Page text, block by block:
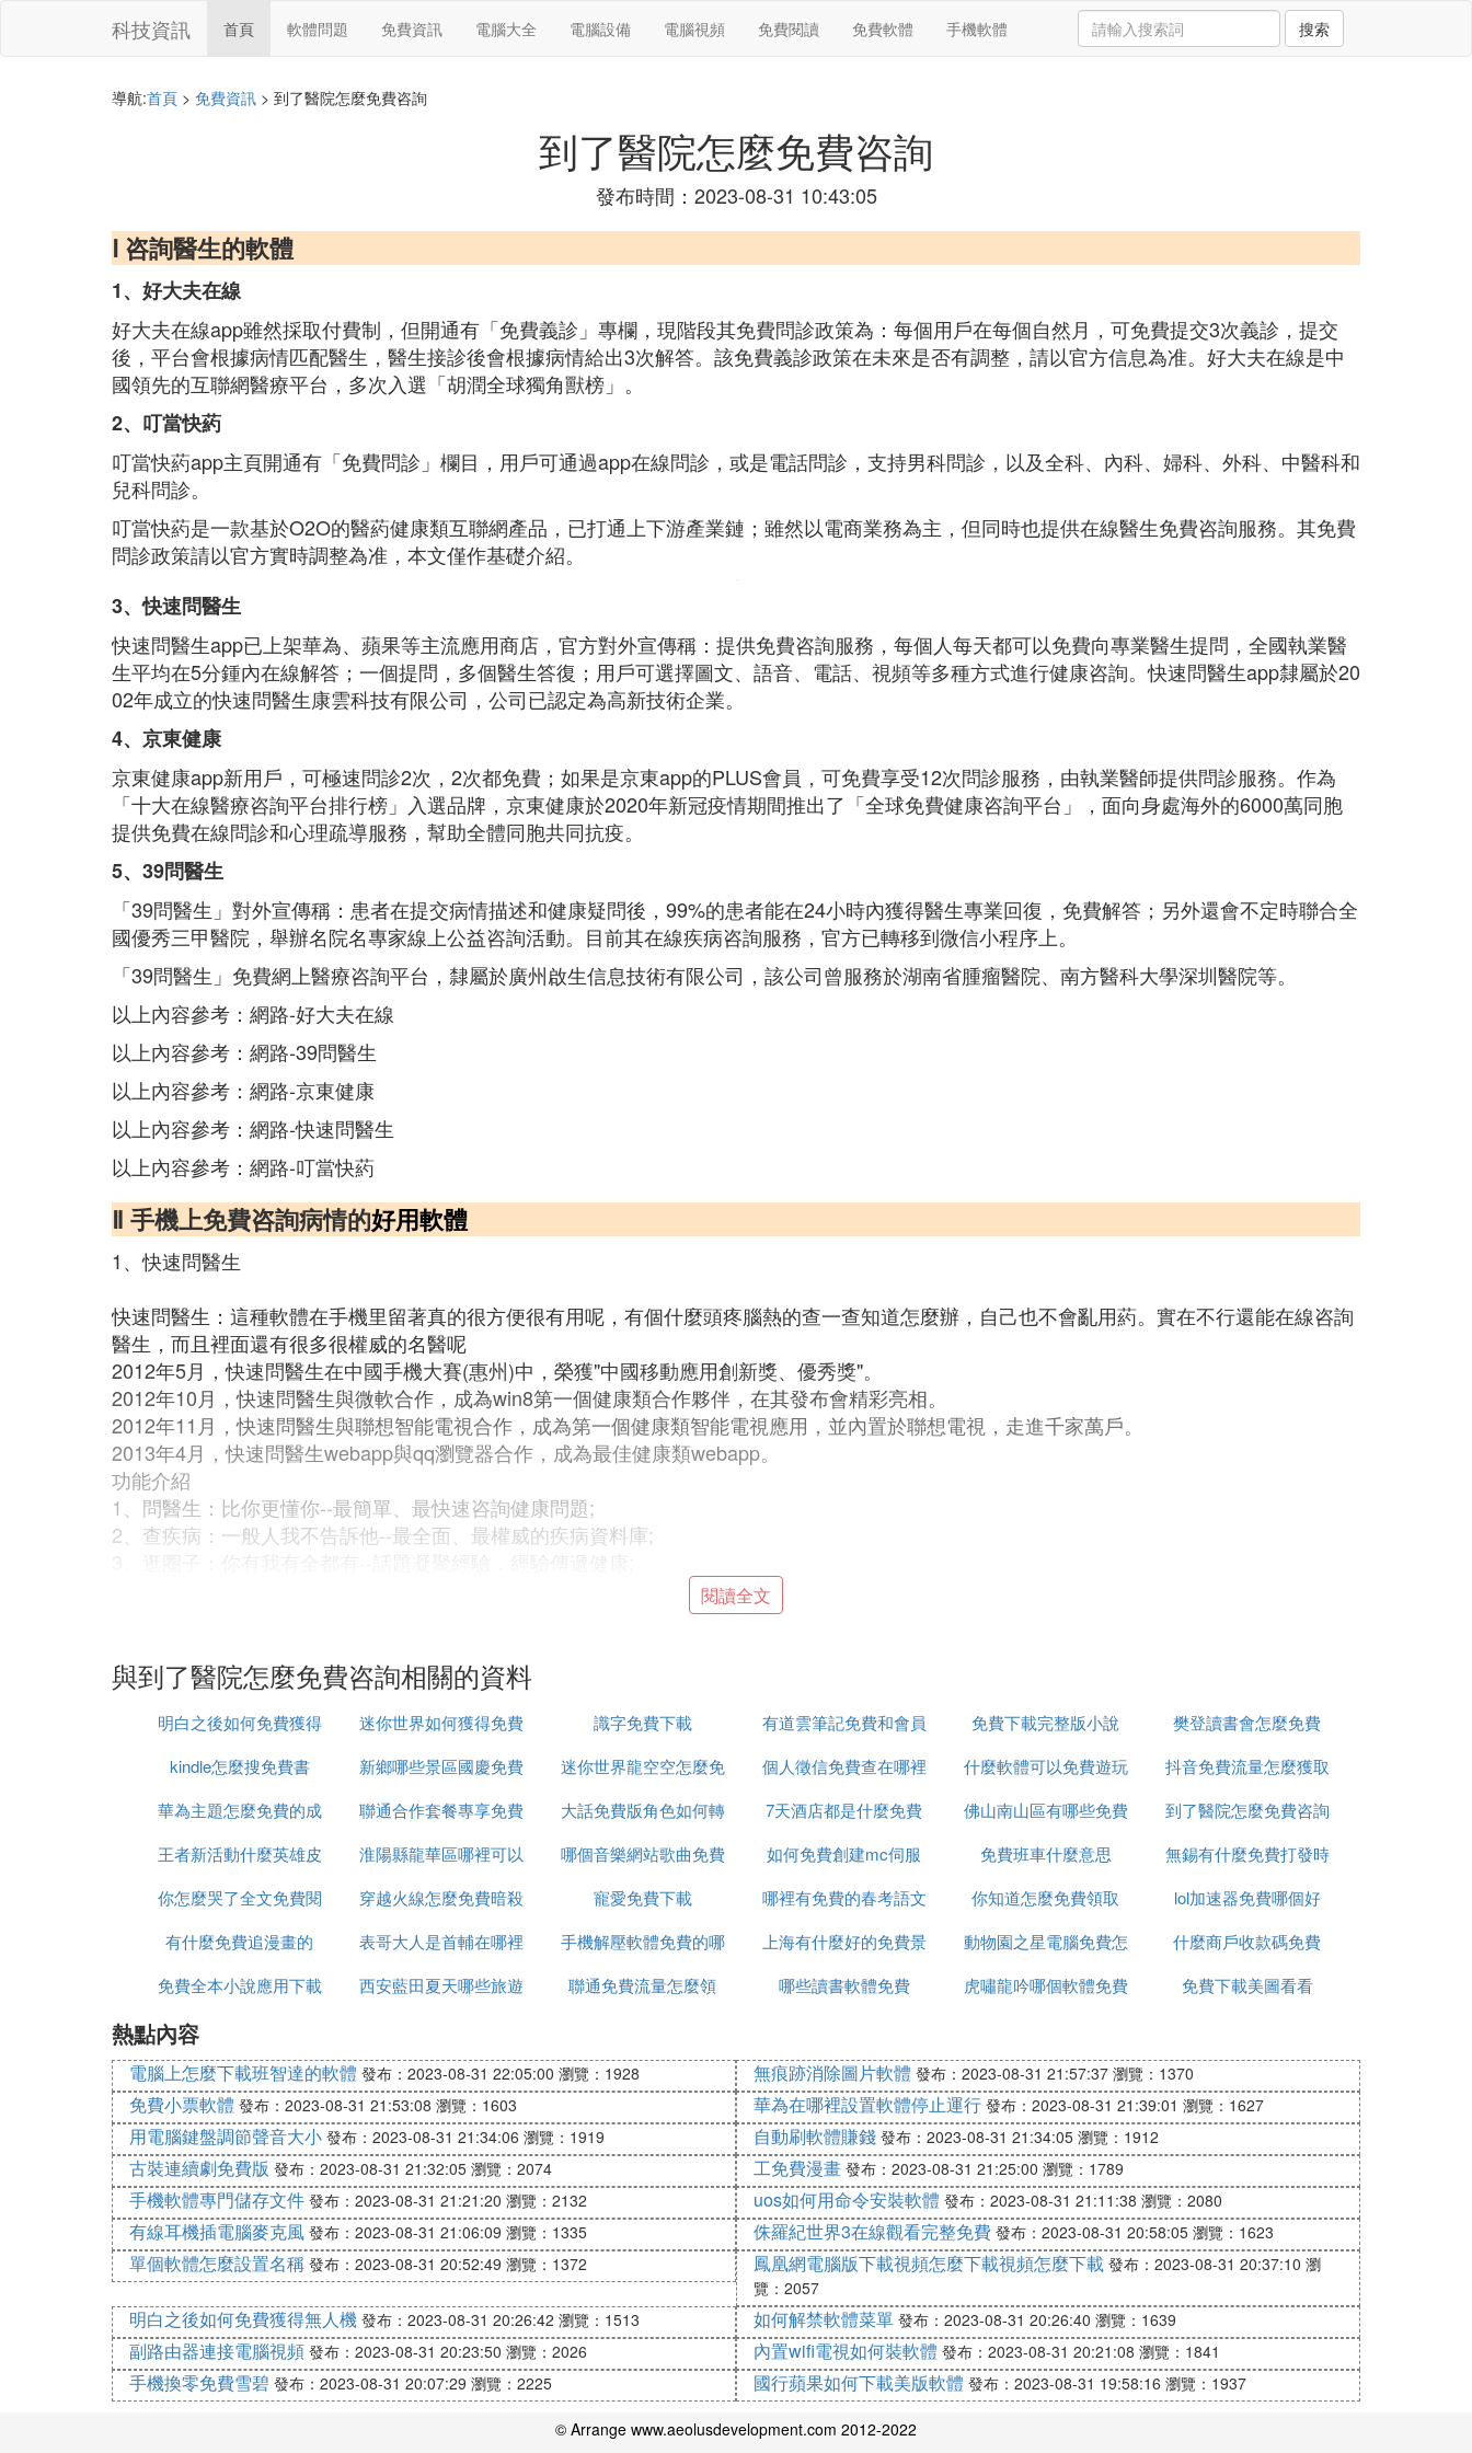
科技資訊 首頁 軟體問題 免費資訊 電腦大全 電腦設備 電腦視頻 免費閱讀 免費軟體 手機軟體 搜索
導航:首頁 > 免費資訊 > 到了醫院怎麼免費咨詢
到了醫院怎麼免費咨詢
發布時間：2023-08-31 10:43:05
Ⅰ 咨詢醫生的軟體
1、好大夫在線
好大夫在線app雖然採取付費制，但開通有「免費義診」專欄，現階段其免費問診政策為：每個用戶在每個自然月，可免費提交3次義診，提交
後，平台會根據病情匹配醫生，醫生接診後會根據病情給出3次解答。該免費義診政策在未來是否有調整，請以官方信息為准。好大夫在線是中
國領先的互聯網醫療平台，多次入選「胡潤全球獨角獸榜」。
2、叮當快葯
叮當快葯app主頁開通有「免費問診」欄目，用戶可通過app在線問診，或是電話問診，支持男科問診，以及全科、內科、婦科、外科、中醫科和
兒科問診。
叮當快葯是一款基於O2O的醫葯健康類互聯網產品，已打通上下游產業鏈；雖然以電商業務為主，但同時也提供在線醫生免費咨詢服務。其免費
問診政策請以官方實時調整為准，本文僅作基礎介紹。
3、快速問醫生
快速問醫生app已上架華為、蘋果等主流應用商店，官方對外宣傳稱：提供免費咨詢服務，每個人每天都可以免費向專業醫生提問，全國執業醫
生平均在5分鍾內在線解答；一個提問，多個醫生答復；用戶可選擇圖文、語音、電話、視頻等多種方式進行健康咨詢。快速問醫生app隸屬於20
02年成立的快速問醫生康雲科技有限公司，公司已認定為高新技術企業。
4、京東健康
京東健康app新用戶，可極速問診2次，2次都免費；如果是京東app的PLUS會員，可免費享受12次問診服務，由執業醫師提供問診服務。作為
「十大在線醫療咨詢平台排行榜」入選品牌，京東健康於2020年新冠疫情期間推出了「全球免費健康咨詢平台」，面向身處海外的6000萬同胞
提供免費在線問診和心理疏導服務，幫助全體同胞共同抗疫。
5、39問醫生
「39問醫生」對外宣傳稱：患者在提交病情描述和健康疑問後，99%的患者能在24小時內獲得醫生專業回復，免費解答；另外還會不定時聯合全
國優秀三甲醫院，舉辦名院名專家線上公益咨詢活動。目前其在線疾病咨詢服務，官方已轉移到微信小程序上。
「39問醫生」免費網上醫療咨詢平台，隸屬於廣州啟生信息技術有限公司，該公司曾服務於湖南省腫瘤醫院、南方醫科大學深圳醫院等。
以上內容參考：網路-好大夫在線
以上內容參考：網路-39問醫生
以上內容參考：網路-京東健康
以上內容參考：網路-快速問醫生
以上內容參考：網路-叮當快葯
Ⅱ 手機上免費咨詢病情的好用軟體
1、快速問醫生
快速問醫生：這種軟體在手機里留著真的很方便很有用呢，有個什麼頭疼腦熱的查一查知道怎麼辦，自己也不會亂用葯。實在不行還能在線咨詢
醫生，而且裡面還有很多很權威的名醫呢
2012年5月，快速問醫生在中國手機大賽(惠州)中，榮獲"中國移動應用創新獎、優秀獎"。
2012年10月，快速問醫生與微軟合作，成為win8第一個健康類合作夥伴，在其發布會精彩亮相。
2012年11月，快速問醫生與聯想智能電視合作，成為第一個健康類智能電視應用，並內置於聯想電視，走進千家萬戶。
2013年4月，快速問醫生webapp與qq瀏覽器合作，成為最佳健康類webapp。
功能介紹
1、問醫生：比你更懂你--最簡單、最快速咨詢健康問題;
2、查疾病：一般人我不告訴他--最全面、最權威的疾病資料庫;
4、家庭醫生：家庭醫生不止是富人家庭才會擁有的，在這里，你即可擁有;
另外，咨詢醫生的方式增加為三種：免費咨詢，10分鍾為你答疑解難;特約加急，急你所急，一呼便應，每次咨詢6000健康值;電話咨詢，專注於
2、春雨醫生
春雨醫生app你可以在這個軟體上面查看權威數據，了解一些疾病的嘗試，咨詢醫生，得到相關建議，及早預防。使用這個在線的app確實非常方
便，你也不必為一點小病去診所，因為在線的醫生都可以告訴你該怎麼辦。
軟體特色
1.權威：春雨擁有目前世界上最全的移動疾病資料庫，所有疾病數據均出自權威醫典與官方資料庫;
3.放心：可使用語音、文字、圖片、電話4種方式向擁有醫師資格證書的三甲醫院專業醫生咨詢;
4.方便：根據您的地理位置，幫助您尋找到符合自身需求的醫院、醫生和葯房信息;
Ⅲ 百度問醫生免費咨詢
尤其是2020年2月份疫情持續升級，確診病例還在增加，很多奮戰在抗疫最前線的醫務工作者都已經處於滿負荷的工作狀態。
了「問醫生」免費咨詢通道，緩解前線醫院的壓力和解決百姓當下的切實困難。
據「問醫生」頁面數據顯示，截止到2020年2月2日中午12點，「問醫生」累計訪問量達8,225萬，累計咨詢1,803,328次，另據內部透露，僅1月
31日當天，關於新型肺炎的咨詢量就超過了20萬。
(3)到了醫院怎麼免費咨詢擴展閱讀：
問醫生」是由網路聯合平安好醫生、好大夫在線、春雨醫生等第三方服務方所推出的新功能，可以為用戶提供就診前的咨詢服務，所有咨詢服務
由超過10萬名的醫生免費在線解答。在線解答避免了用戶的線下排隊和交叉感染，方便用戶足不出戶在第一時間獲取專業的醫生建議。不僅如
此，早咨詢更能早安心，專業醫生的在線指導更能打消疑慮，而且這一平台支持全部類型的在線咨詢，涵蓋婦產科、兒科、泌尿外科等多種類
型。
網路針對疫情形勢嚴峻的湖北地區，擴大「問醫生」線上咨詢免費服務范圍，由此前的肺炎類症狀免費咨詢，擴大到全部科室的病症咨詢，都將
提供7*24小時的免費服務，而全國其他地區的用戶，仍將享有肺炎類問題的免費咨詢服務。
Ⅳ 去醫院咨詢醫生需要費用嗎可以免費問吧
閱讀全文
與到了醫院怎麼免費咨詢相關的資料
明白之後如何免費獲得
無人機
迷你世界如何獲得免費
新寵物
識字免費下載
有道雲筆記免費和會員
有什麼不同
免費下載完整版小說
樊登讀書會怎麼免費
kindle怎麼搜免費書
新鄉哪些景區國慶免費
迷你世界龍空空怎麼免
費得
個人徵信免費查在哪裡
查
什麼軟體可以免費遊玩
游戲
抖音免費流量怎麼獲取
華為主題怎麼免費的成
付費的啦
聯通合作套餐專享免費
流量是什麼
大話免費版角色如何轉
服
7天酒店都是什麼免費
佛山南山區有哪些免費
的景點
到了醫院怎麼免費咨詢
王者新活動什麼英雄皮
膚免費
淮陽縣龍華區哪裡可以
免費釣魚
哪個音樂網站歌曲免費
下載
如何免費創建mc伺服
器
免費班車什麼意思
無錫有什麼免費打發時
間的地方嗎
你怎麼哭了全文免費閱
讀
穿越火線怎麼免費暗殺
星
寵愛免費下載
哪裡有免費的春考語文
課程
你知道怎麼免費領取
lol加速器免費哪個好
有什麼免費追漫畫的
app
表哥大人是首輔在哪裡
能看免費的
手機解壓軟體免費的哪
個好
上海有什麼好的免費景
點
動物園之星電腦免費怎
麼安裝
什麼商戶收款碼免費
免費全本小說應用下載
西安藍田夏天哪些旅遊
聯通免費流量怎麼領 哪些讀書軟體免費
虎嘯龍吟哪個軟體免費
免費下載美圖看看
熱點內容
電腦上怎麼下載班智達的軟體 發布：2023-08-31 22:05:00 瀏覽：1928 無痕跡消除圖片軟體 發布：2023-08-31 21:57:37 瀏覽：1370
免費小票軟體 發布：2023-08-31 21:53:08 瀏覽：1603 華為在哪裡設置軟體停止運行 發布：2023-08-31 21:39:01 瀏覽：1627
用電腦鍵盤調節聲音大小 發布：2023-08-31 21:34:06 瀏覽：1919 自動刷軟體賺錢 發布：2023-08-31 21:34:05 瀏覽：1912
古裝連續劇免費版 發布：2023-08-31 21:32:05 瀏覽：2074 工免費漫畫 發布：2023-08-31 21:25:00 瀏覽：1789
手機軟體專門儲存文件 發布：2023-08-31 21:21:20 瀏覽：2132 uos如何用命令安裝軟體 發布：2023-08-31 21:11:38 瀏覽：2080
有線耳機插電腦麥克風 發布：2023-08-31 21:06:09 瀏覽：1335 侏羅紀世界3在線觀看完整免費 發布：2023-08-31 20:58:05 瀏覽：1623
單個軟體怎麼設置名稱 發布：2023-08-31 20:52:49 瀏覽：1372 鳳凰網電腦版下載視頻怎麼下載視頻怎麼下載 發布：2023-08-31 20:37:10 瀏
覽：2057
明白之後如何免費獲得無人機 發布：2023-08-31 20:26:42 瀏覽：1513 如何解禁軟體菜單 發布：2023-08-31 20:26:40 瀏覽：1639
副路由器連接電腦視頻 發布：2023-08-31 20:23:50 瀏覽：2026 內置wifi電視如何裝軟體 發布：2023-08-31 20:21:08 瀏覽：1841
手機換零免費雪碧 發布：2023-08-31 20:07:29 瀏覽：2225 國行蘋果如何下載美版軟體 發布：2023-08-31 19:58:16 瀏覽：1937
© Arrange www.aeolusdevelopment.com 2012-2022